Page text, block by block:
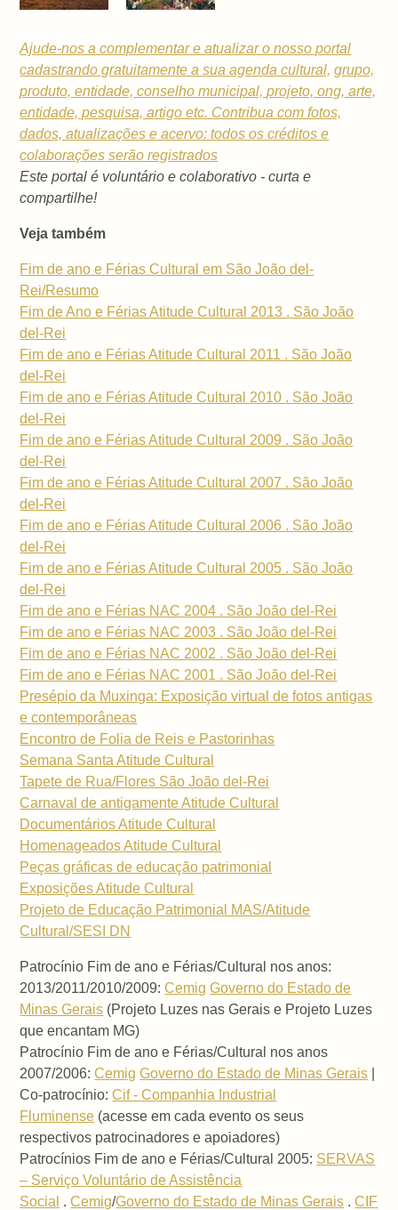
Ajude-nos a complementar e atualizar o nosso portal
cadastrando gratuitamente a suaagenda cultural, grupo,
produto, entidade, conselho municipal,projeto, ong, arte,
entidade, pesquisa, artigo etc. Contribua com fotos,
dados, atualizações e acervo: todos os créditos e
colaborações serão registrados
Este portal é voluntário e colaborativo - curta e
compartilhe!
Veja também
Fim de ano e Férias Cultural em São João del-
Rei/Resumo
Fim de Ano e Férias Atitude Cultural 2013 . São João
del-Rei
Fim de ano e Férias Atitude Cultural 2011 . São João
del-Rei
Fim de ano e Férias Atitude Cultural 2010 . São João
del-Rei
Fim de ano e Férias Atitude Cultural 2009 . São João
del-Rei
Fim de ano e Férias Atitude Cultural 2007 . São João
del-Rei
Fim de ano e Férias Atitude Cultural 2006 . São João
del-Rei
Fim de ano e Férias Atitude Cultural 2005 . São João
del-Rei
Fim de ano e Férias NAC 2004 . São João del-Rei
Fim de ano e Férias NAC 2003 . São João del-Rei
Fim de ano e Férias NAC 2002 . São João del-Rei
Fim de ano e Férias NAC 2001 . São João del-Rei
Presépio da Muxinga: Exposição virtual de fotos antigas
e contemporâneas
Encontro de Folia de Reis e Pastorinhas
Semana Santa Atitude Cultural
Tapete de Rua/Flores São João del-Rei
Carnaval de antigamente Atitude Cultural
Documentários Atitude Cultural
Homenageados Atitude Cultural
Peças gráficas de educação patrimonial
Exposições Atitude Cultural
Projeto de Educação Patrimonial MAS/Atitude
Cultural/SESI DN
Patrocínio Fim de ano e Férias/Cultural nos anos:
2013/2011/2010/2009:Cemig Governo do Estado de
Minas Gerais (Projeto Luzes nas Gerais e Projeto Luzes
que encantam MG)
Patrocínio Fim de ano e Férias/Cultural nos anos
2007/2006:Cemig Governo do Estado de Minas Gerais
Co-patrocínio:Cif - Companhia Industrial
Fluminense (acesse em cada evento os seus
respectivos patrocinadores e apoiadores)
Patrocínios Fim de ano e Férias/Cultural 2005: SERVAS
– Serviço Voluntário de Assistência
Social .Cemig/Governo do Estado de Minas Gerais .CIF